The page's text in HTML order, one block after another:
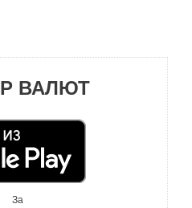
ВАЛЮТ
За